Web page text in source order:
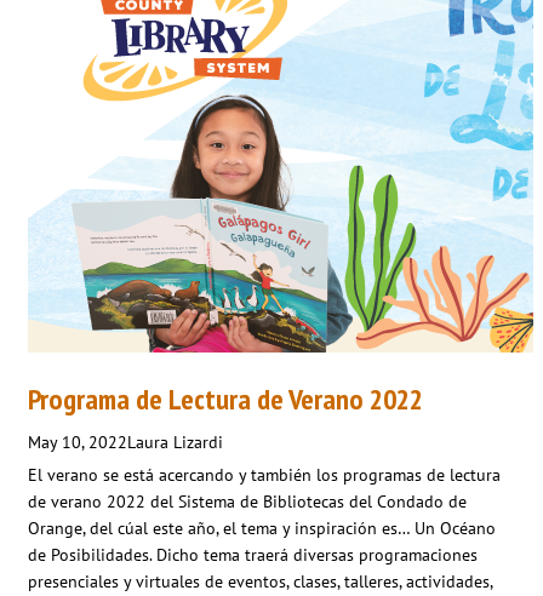
Programa de Lectura de Verano 2022
May 10, 2022Laura Lizardi
El verano se está acercando y también los programas de lectura
de verano 2022 del Sistema de Bibliotecas del Condado de
Orange, del cúal este año, el tema y inspiración es… Un Océano
de Posibilidades. Dicho tema traerá diversas programaciones
presenciales y virtuales de eventos, clases, talleres, actividades,